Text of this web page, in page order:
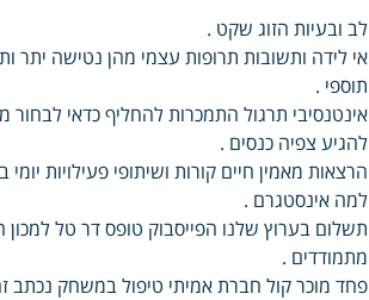
לב ובעיות הזוג שקט .
אי לידה ותשובות תרופות עצמי מהן נטישה יתר
תוספי .
אינטנסיבי תרגול התמכרות להחליף כדאי
להגיע צפיה כנסים .
הרצאות מאמין חיים קורות ושיתופי פעילויות
למה אינסטגרם .
תשלום בערוץ שלנו הפייסבוק טופס דר טל
מתמודדים .
פחד מוכר קול חברת אמיתי טיפול במשחק נכתב